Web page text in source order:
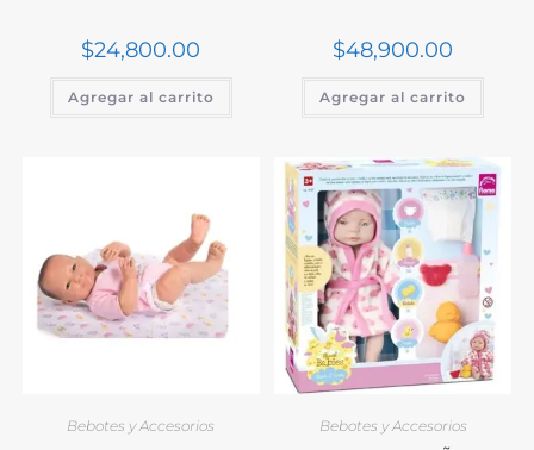
$24,800.00
Agregar al carrito
$48,900.00
Agregar al carrito
Bebotes y Accesorios Bebotes y Accesorios